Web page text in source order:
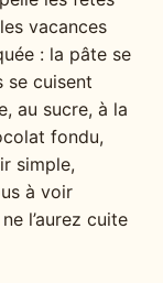
vacances
: la pâte se
se cuisent
au sucre, à la
fondu,
simple,
à voir
l’aurez cuite